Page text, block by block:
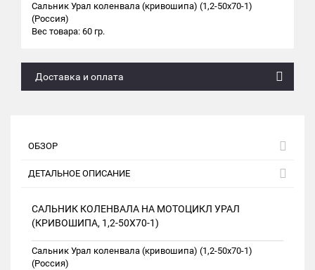
Сальник Урал коленвала (кривошипа) (1,2-50х70-1)
(Россия)
Вес товара: 60 гр.
Доставка и оплата
ОБЗОР
ДЕТАЛЬНОЕ ОПИСАНИЕ
САЛЬНИК КОЛЕНВАЛА НА МОТОЦИКЛ УРАЛ
(КРИВОШИПА, 1,2-50Х70-1)
Сальник Урал коленвала (кривошипа) (1,2-50х70-1)
(Россия)